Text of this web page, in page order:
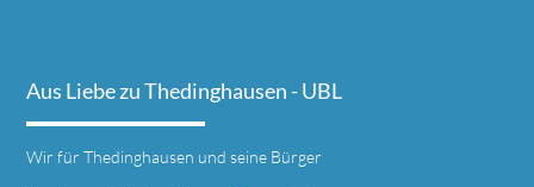
Aus Liebe zu Thedinghausen - UBL
Wir für Thedinghausen und seine Bürger